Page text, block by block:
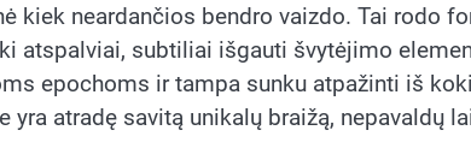
kiek neardančios bendro vaizdo. Tai rodo
atspalviai, subtiliai išgauti švytėjimo
epochoms ir tampa sunku atpažinti iš
yra atradę savitą unikalų braižą, nepavaldų